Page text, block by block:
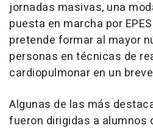
jornadas masivas, una
puesta en marcha por
pretende formar al mayor
personas en técnicas de
cardiopulmonar en un
Algunas de las más
fueron dirigidas a alumnos